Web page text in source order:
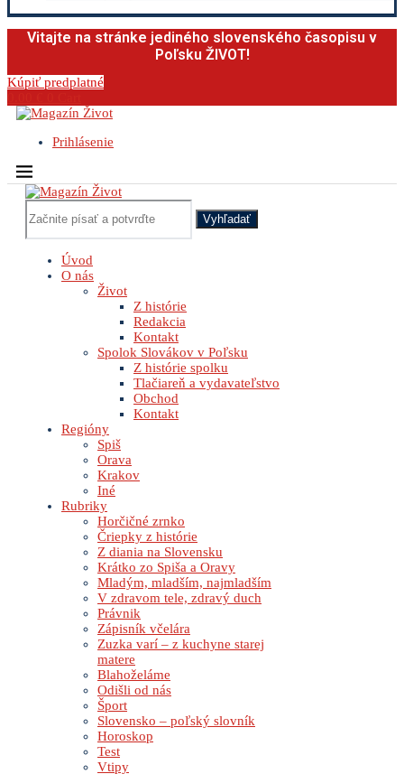
Vitajte na stránke jediného slovenského časopisu v
Poľsku ŽIVOT!
Kúpiť predplatné
Prihlásenie
Vyhľadať
Úvod
O nás
Život
Z histórie
Redakcia
Kontakt
Spolok Slovákov v Poľsku
Z histórie spolku
Tlačiareň a vydavateľstvo
Obchod
Kontakt
Regióny
Spiš
Orava
Krakov
Iné
Rubriky
Horčičné zrnko
Čriepky z histórie
Z diania na Slovensku
Krátko zo Spiša a Oravy
Mladým, mladším, najmladším
V zdravom tele, zdravý duch
Právnik
Zápisník včelára
Zuzka varí – z kuchyne starej
matere
Blahoželáme
Odišli od nás
Šport
Slovensko – poľský slovník
Horoskop
Test
Vtipy